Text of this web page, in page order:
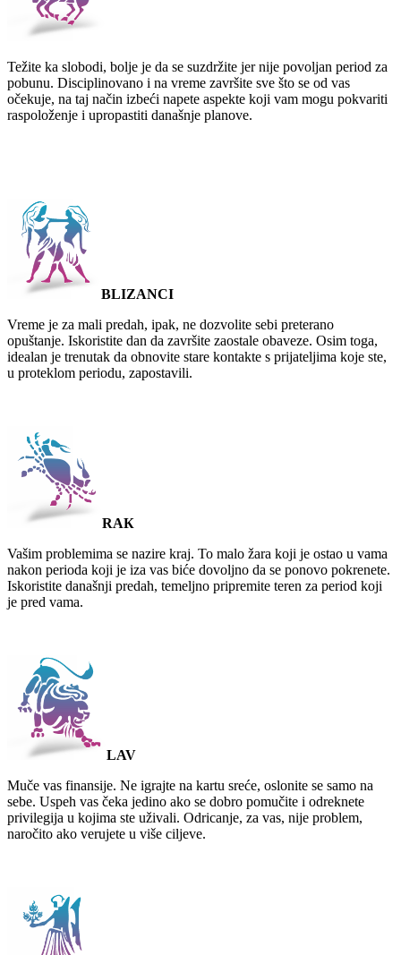
Težite ka slobodi, bolje je da se suzdržite jer nije povoljan period za
pobunu. Disciplinovano i na vreme završite sve što se od vas
očekuje, na taj način izbeći napete aspekte koji vam mogu pokvariti
raspoloženje i upropastiti današnje planove.
BLIZANCI
Vreme je za mali predah, ipak, ne dozvolite sebi preterano
opuštanje. Iskoristite dan da završite zaostale obaveze. Osim toga,
idealan je trenutak da obnovite stare kontakte s prijateljima koje ste,
u proteklom periodu, zapostavili.
RAК
Vašim problemima se nazire kraj. To malo žara koji je ostao u vama
nakon perioda koji je iza vas biće dovoljno da se ponovo pokrenete.
Iskoristite današnji predah, temeljno pripremite teren za period koji
je pred vama.
LAV
Muče vas finansije. Ne igrajte na kartu sreće, oslonite se samo na
sebe. Uspeh vas čeka jedino ako se dobro pomučite i odreknete
privilegija u kojima ste uživali. Odricanje, za vas, nije problem,
naročito ako verujete u više ciljeve.